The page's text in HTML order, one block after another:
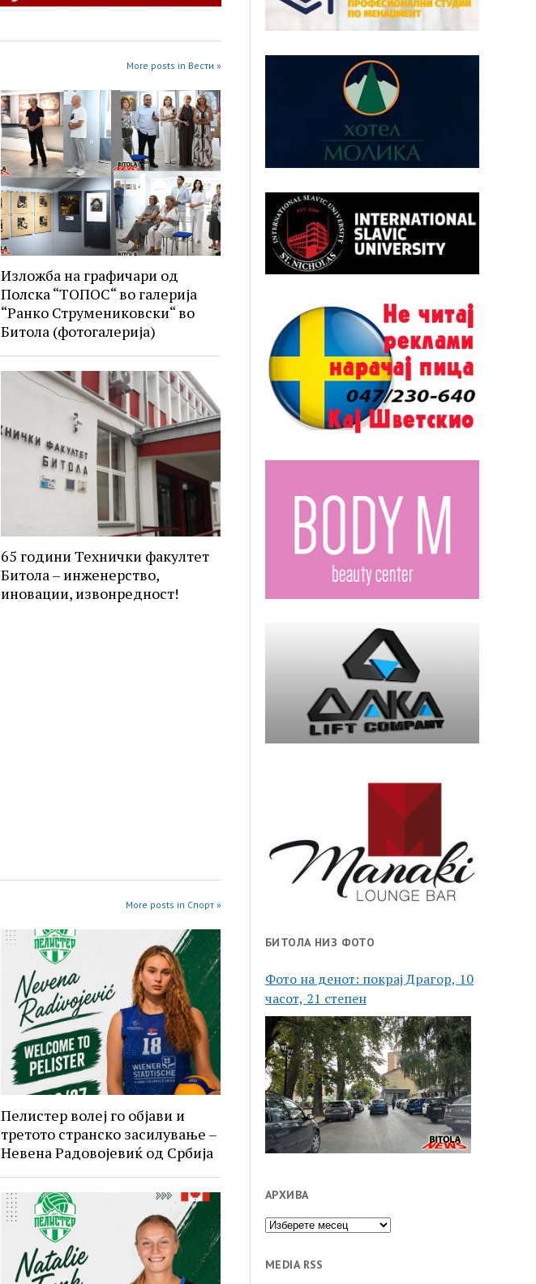
More posts in Вести »
Изложба на графичари од
Полска “ТОПОС“ во галерија
“Ранко Струмениковски“ во
Битола (фотогалерија)
65 години Технички факултет
Битола – инженерство,
иновации, извонредност!
More posts in Спорт »
Пелистер волеј го објави и
третото странско засилување –
Невена Радовојевиќ од Србија
БИТОЛА НИЗ ФОТО
Фото на денот: покрај Драгор, 10
часот, 21 степен
АРХИВА
Архива
MEDIA RSS